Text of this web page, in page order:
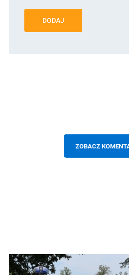
DODAJ
ZOBACZ